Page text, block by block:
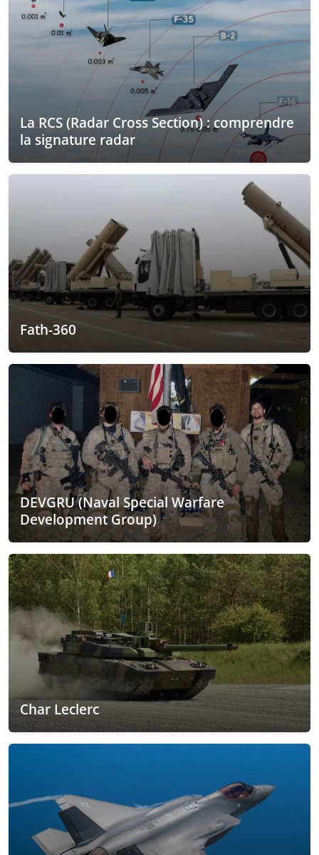
La RCS (Radar Cross Section) : comprendre
la signature radar
Fath-360
DEVGRU (Naval Special Warfare
Development Group)
Char Leclerc